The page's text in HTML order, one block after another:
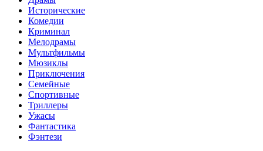
Исторические
Комедии
Криминал
Мелодрамы
Мультфильмы
Мюзиклы
Приключения
Семейные
Спортивные
Триллеры
Ужасы
Фантастика
Фэнтези